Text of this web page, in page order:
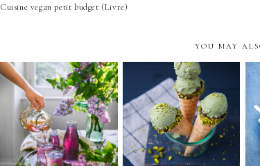
Cuisine vegan petit budget (Livre)
YOU MAY
Sirop de lilas
20 glaces vegan maison
pour chiller tout l'été